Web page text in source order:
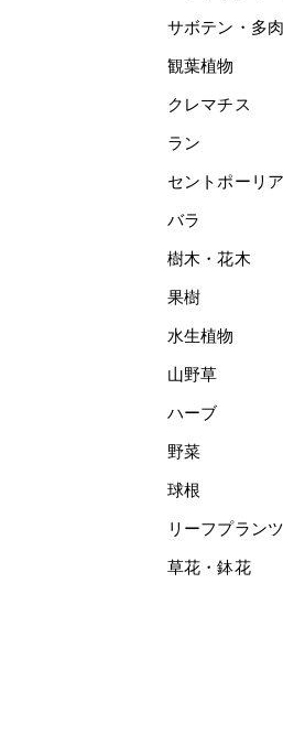
サボテン・多
観葉植物
クレマチス
ラン
セントポーリア
バラ
樹木・花木
果樹
水生植物
山野草
ハーブ
野菜
球根
リーフプランツ
草花・鉢花